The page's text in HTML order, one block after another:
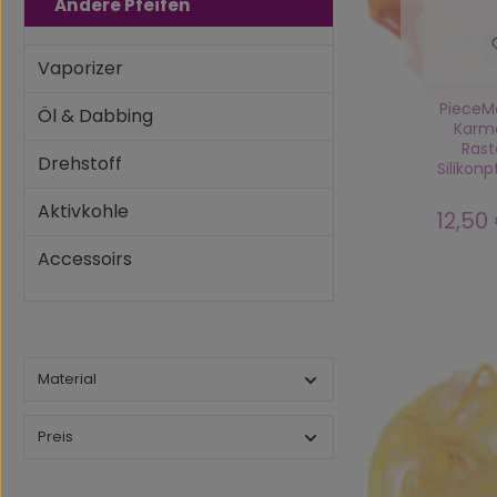
Andere Pfeifen
Vaporizer
Öl & Dabbing
Drehstoff
Aktivkohle
Accessoirs
Material
Preis